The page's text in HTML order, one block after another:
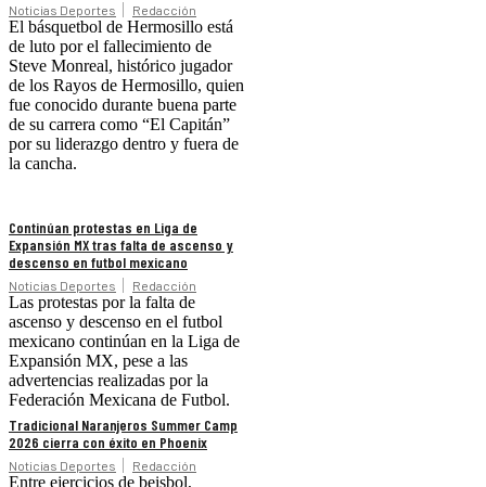
Noticias Deportes Redacción
El básquetbol de Hermosillo está
de luto por el fallecimiento de
Steve Monreal, histórico jugador
de los Rayos de Hermosillo, quien
fue conocido durante buena parte
de su carrera como “El Capitán”
por su liderazgo dentro y fuera de
la cancha.
Continúan protestas en Liga de
Expansión MX tras falta de ascenso y
descenso en futbol mexicano
Noticias Deportes Redacción
Las protestas por la falta de
ascenso y descenso en el futbol
mexicano continúan en la Liga de
Expansión MX, pese a las
advertencias realizadas por la
Federación Mexicana de Futbol.
Tradicional Naranjeros Summer Camp
2026 cierra con éxito en Phoenix
Noticias Deportes Redacción
Entre ejercicios de beisbol,